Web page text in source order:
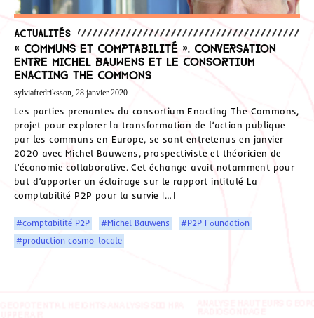
Actualités
« Communs et comptabilité ». Conversation
entre Michel Bauwens et le consortium
Enacting The Commons
sylviafredriksson, 28 janvier 2020.
Les parties prenantes du consortium Enacting The Commons,
projet pour explorer la transformation de l’action publique
par les communs en Europe, se sont entretenus en janvier
2020 avec Michel Bauwens, prospectiviste et théoricien de
l’économie collaborative. Cet échange avait notamment pour
but d’apporter un éclairage sur le rapport intitulé La
comptabilité P2P pour la survie […]
#comptabilité P2P #Michel Bauwens
#P2P Foundation
#production cosmo-locale